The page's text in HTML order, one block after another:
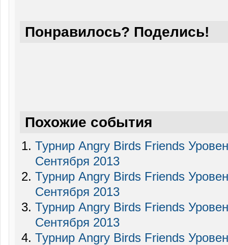
Понравилось? Поделись!
Похожие события
Турнир Angry Birds Friends
Сентября 2013
Турнир Angry Birds Friends
Сентября 2013
Турнир Angry Birds Friends
Сентября 2013
Турнир Angry Birds Friends